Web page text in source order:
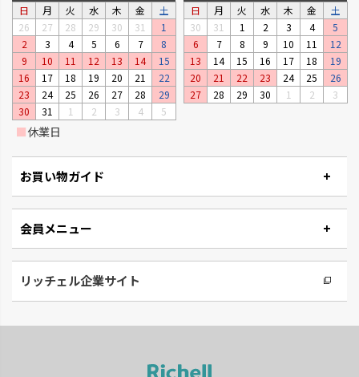
ベビーリーフプランター
窓辺やキッチンで、手軽に菜園が
楽しめるプランターです。
ステッチ
やさしいたたずまいのプランタ
ーです。
タウンプランター ナチュリー
日 月 火 水 木 金
土
26
27 28 29 30 31
1
2
3 4 5 6 7
8
9
10 11 12 13 14
15
16
17 18 19 20 21
22
23
24 25 26 27 28
29
30
31 1 2 3 4 5
日 月 火 水 木 金
土
30
31 1 2 3 4
5
6
7 8 9 10 11
12
13
14 15 16 17 18
19
20
21 22 23 24 25
26
27
28 29 30 1 2 3
■休業日
お買い物ガイド
会員メニュー
リッチェル企業サイト